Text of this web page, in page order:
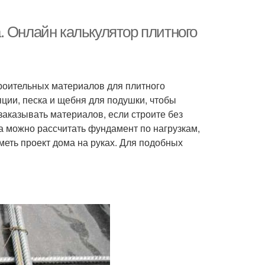
калькулятор плитного
материалов для плитного
песка и щебня для подушки, чтобы
материалов, если строите без
рассчитать фундамент по нагрузкам,
проект дома на руках. Для подобных